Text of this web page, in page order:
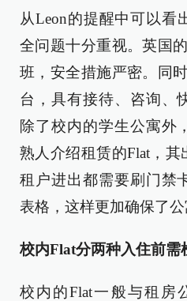
从Leon的提醒中可以看
全问题十分重视。英国
班，安全措施严密。同
台，具有接待、咨询、
除了校内的学生公寓外
熟人介绍租赁的Flat，其
租户进出都需要刷门禁
表格，这样更加确保了公
校内Flat分两种入住前需
校内的Flat一般与租房